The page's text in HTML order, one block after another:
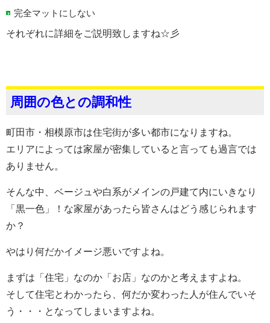
完全マットにしない
それぞれに詳細をご説明致しますね☆彡
周囲の色との調和性
町田市・相模原市は住宅街が多い都市になりますね。
エリアによっては家屋が密集していると言っても過言では
ありません。
そんな中、ベージュや白系がメインの戸建て内にいきなり
「黒一色」！な家屋があったら皆さんはどう感じられます
か？
やはり何だかイメージ悪いですよね。
まずは「住宅」なのか「お店」なのかと考えますよね。
そして住宅とわかったら、何だか変わった人が住んでいそ
う・・・となってしまいますよね。